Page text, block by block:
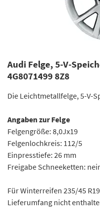
Audi Felge, 5-V-
4G8071499 8Z8
Die Leichtmetallfelge, 5-V-
Angaben zur Felge
Felgengröße: 8,0Jx19
Felgenlochkreis: 112/5
Einpresstiefe: 26 mm
Freigabe Schneeketten:
Für Winterreifen 235/45
Lieferumfang nicht